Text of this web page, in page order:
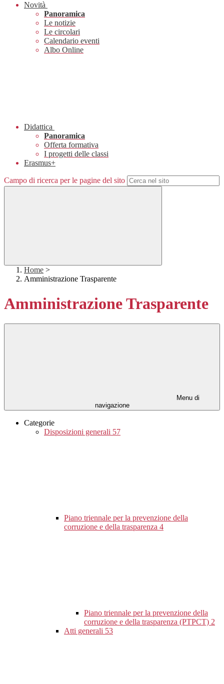
Novità
Panoramica
Le notizie
Le circolari
Calendario eventi
Albo Online
Didattica
Panoramica
Offerta formativa
I progetti delle classi
Erasmus+
Campo di ricerca per le pagine del sito
Home >
Amministrazione Trasparente
Amministrazione Trasparente
Menu di
navigazione
Categorie
Disposizioni generali 57
Piano triennale per la prevenzione della
corruzione e della trasparenza 4
Piano triennale per la prevenzione della
corruzione e della trasparenza (PTPCT) 2
Atti generali 53